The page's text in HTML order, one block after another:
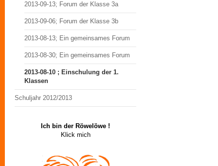
2013-09-13; Forum der Klasse 3a
2013-09-06; Forum der Klasse 3b
2013-08-13; Ein gemeinsames Forum
2013-08-30; Ein gemeinsames Forum
2013-08-10 ; Einschulung der 1.
Klassen
Schuljahr 2012/2013
Ich bin der Röwelöwe !
Klick mich